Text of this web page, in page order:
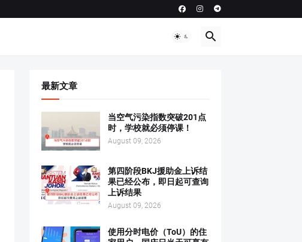
最新文章
当空气污染指数突破201点
时，学校就必须停课！
August 09, 2026
第四阶段BKJ援助金上诉结
果已经公布，即日起可查询
上诉结果
August 09, 2026
使用分时电价（ToU）的住